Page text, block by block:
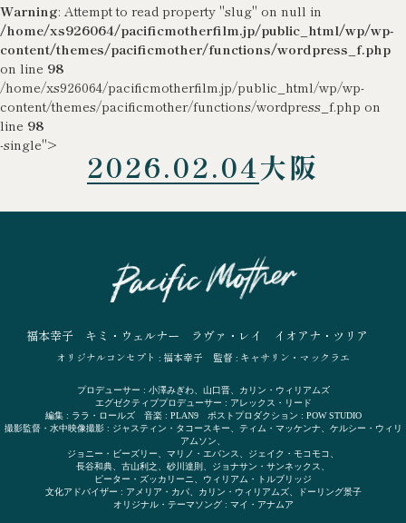
Warning: Attempt to read property "slug" on null in
/home/xs926064/pacificmotherfilm.jp/public_html/wp/wp-
content/themes/pacificmother/functions/wordpress_f.php
on line 98
/home/xs926064/pacificmotherfilm.jp/public_html/wp/wp-
content/themes/pacificmother/functions/wordpress_f.php on
line 98
-single">
2026.02.04大阪
福本幸子 キミ・ウェルナー ラヴァ・レイ イオアナ・ツリア
オリジナルコンセプト : 福本幸子 監督 : キャサリン・マックラエ
プロデューサー : 小澤みぎわ、山口晋、カリン・ウィリアムズ
エグゼクティブプロデューサー : アレックス・リード
編集 : ララ・ロールズ 音楽 : PLAN9 ポストプロダクション : POW STUDIO
撮影監督・水中映像撮影 : ジャスティン・タコースキー、ティム・マッケンナ、ケルシー・ウィリ
アムソン、
ジョニー・ビーズリー、マリノ・エバンス、ジェイク・モコモコ、
長谷和典、古山利之、砂川達則、ジョナサン・サンネックス、
ピーター・ズッカリーニ、ウィリアム・トルブリッジ
文化アドバイザー : アメリア・カパ、カリン・ウィリアムズ、ドーリング景子
オリジナル・テーマソング : マイ・アナムア